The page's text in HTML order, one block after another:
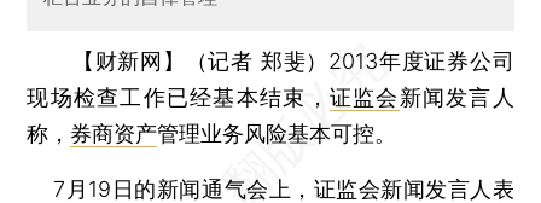
【财新网】（记者 郑斐） 2013年度证券公司
现场检查工作已经基本结束， 证监会新闻发言人
称， 券商资产管理业务风险基本可控。
7月19日的新闻通气会上，证监会新闻发言人表